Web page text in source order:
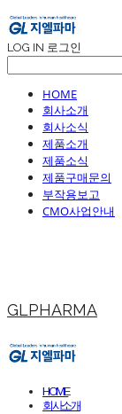
LOG IN 로그인
HOME
회사소개
회사소식
제품소개
제품소식
제품구매문의
부작용보고
CMO사업안내
GLPHARMA
HOME
회사소개